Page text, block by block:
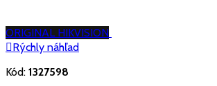
ORIGINAL HIKVISION
Rýchly náhľad
Kód: 1327598